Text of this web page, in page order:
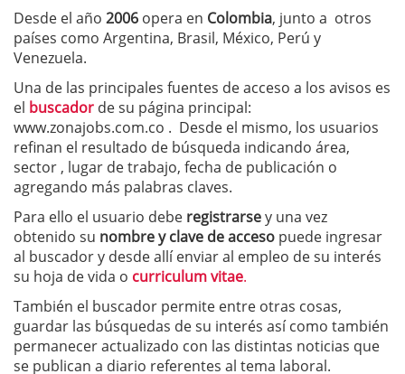
Desde el año 2006 opera en Colombia, junto a otros
países como Argentina, Brasil, México, Perú y
Venezuela.
Una de las principales fuentes de acceso a los avisos es
el buscador de su página principal:
www.zonajobs.com.co . Desde el mismo, los usuarios
refinan el resultado de búsqueda indicando área,
sector , lugar de trabajo, fecha de publicación o
agregando más palabras claves.
Para ello el usuario debe registrarsey una vez
obtenido su nombre y clave de acceso puede ingresar
al buscador y desde allí enviar al empleo de su interés
su hoja de vida o curriculumvitae.
También el buscador permite entre otras cosas,
guardar las búsquedas de su interés así como también
permanecer actualizado con las distintas noticias que
se publican a diario referentes al tema laboral.